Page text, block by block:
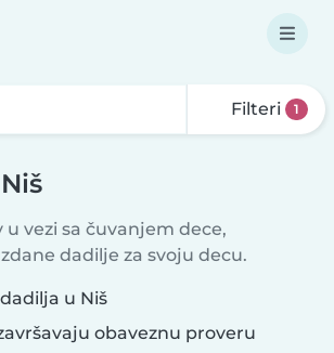
Filteri 1
u vezi sa čuvanjem dece,
dadilje za svoju decu.
u Niš
obaveznu proveru